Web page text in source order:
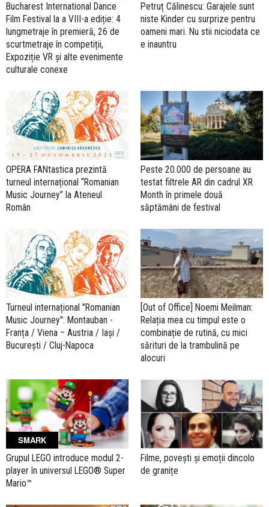
Bucharest International Dance
Film Festival la a VIII-a ediție: 4
lungmetraje în premieră, 26 de
scurtmetraje în competiții,
Expoziție VR și alte evenimente
culturale conexe
Petruț Călinescu: Garajele sunt
niste Kinder cu surprize pentru
oameni mari. Nu stii niciodata ce
e inauntru
OPERA FANtastica prezintă
turneul internațional “Romanian
Music Journey” la Ateneul
Român
Peste 20.000 de persoane au
testat filtrele AR din cadrul XR
Month în primele două
săptămâni de festival
Turneul internațional "Romanian
Music Journey": Montauban -
Franța / Viena – Austria / Iași /
București / Cluj-Napoca
[Out of Office] Noemi Meilman:
Relația mea cu timpul este o
combinație de rutină, cu mici
sărituri de la trambulină pe
alocuri
SMARK
Grupul LEGO introduce modul 2-
player în universul LEGO® Super
Mario™
Filme, povești și emoții dincolo
de granițe